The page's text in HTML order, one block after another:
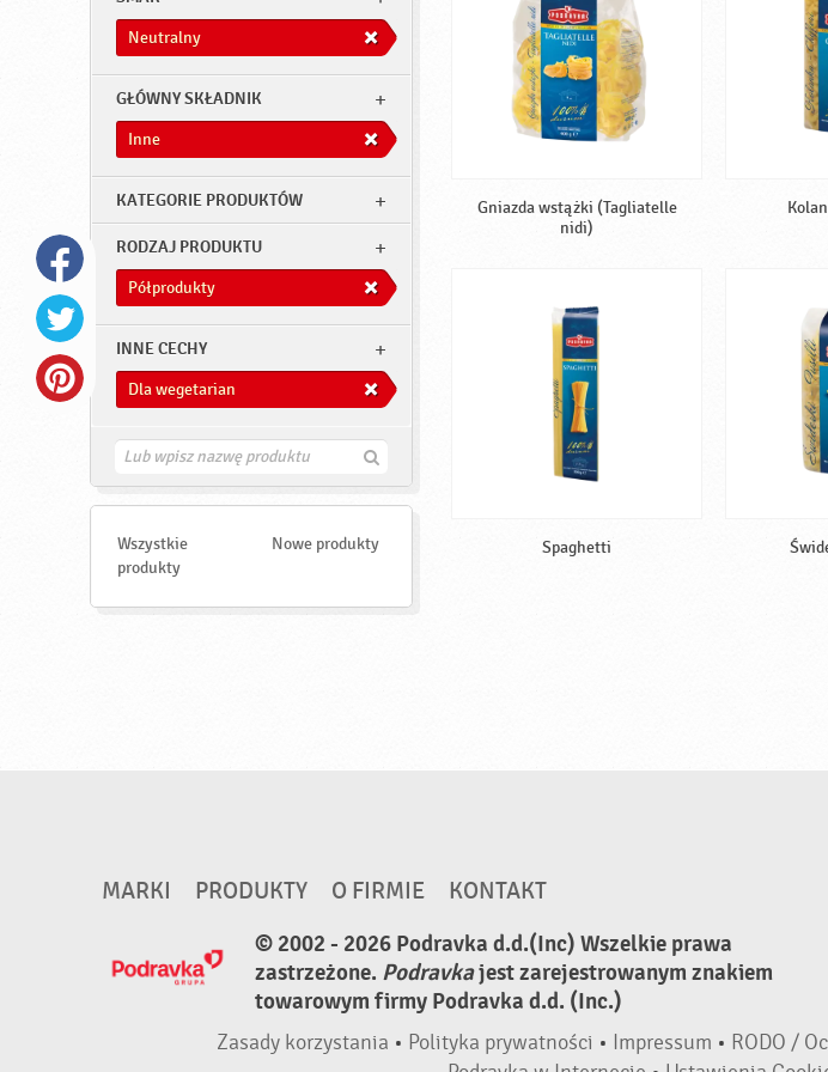
Neutralny
GŁÓWNY SKŁADNIK
Inne
KATEGORIE PRODUKTÓW
RODZAJ PRODUKTU
Półprodukty
INNE CECHY
Dla wegetarian
Z
d
Wszystkie
produkty
Nowe produkty
Gniazda wstążki (Tagliatelle
nidi)
Spaghetti
MARKI PRODUKTY O FIRMIE
KONTAKT
© 2002 - 2026 Podravka d.d.(Inc) Wszelkie prawa
zastrzeżone. Podravkajest zarejestrowanym znakiem
towarowym firmy Podravka d.d. (Inc.)
Zasady korzystania • Polityka prywatności • Impressum • RODO /